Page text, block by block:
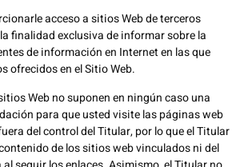
acceso a sitios Web de terceros
finalidad exclusiva de informar sobre la
de información en Internet en las que
ofrecidos en el Sitio Web.
Web no suponen en ningún caso una
para que usted visite las páginas web
del control del Titular, por lo que el Titular
de los sitios web vinculados ni del